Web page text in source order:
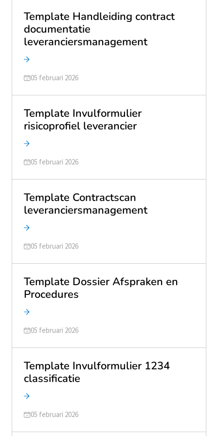
Template Handleiding contract
documentatie
leveranciersmanagement
Geüpdatet op
05 februari 2026
Template Invulformulier
risicoprofiel leverancier
Geüpdatet op
05 februari 2026
Template Contractscan
leveranciersmanagement
Geüpdatet op
05 februari 2026
Template Dossier Afspraken en
Procedures
Geüpdatet op
05 februari 2026
Template Invulformulier 1234
classificatie
Geüpdatet op
05 februari 2026